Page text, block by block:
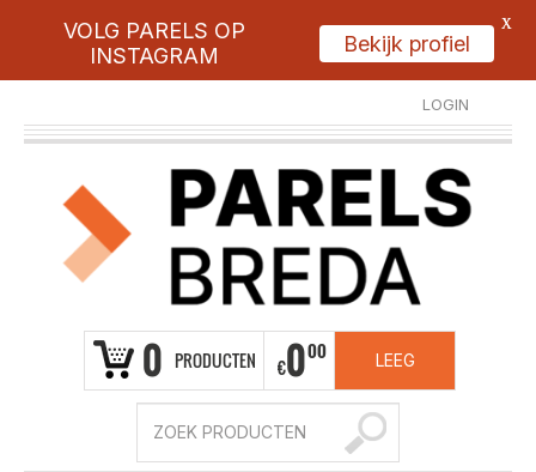
LOGIN
REGISTREER
0 PRODUCTEN €000 LEEG
VOLG PARELS OP
INSTAGRAM
Bekijk profiel
X